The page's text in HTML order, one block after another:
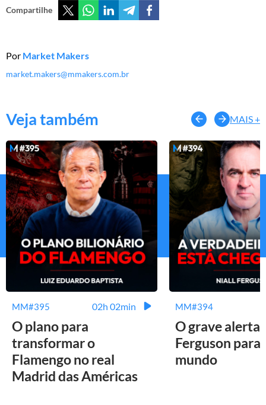
Compartilhe
Por Market Makers
market.makers@mmakers.com.br
Veja também MAIS +
MM#395 02h 02min
O plano para
transformar o
Flamengo no real
Madrid das Américas
MM#394
O grave alerta
Ferguson para
mundo